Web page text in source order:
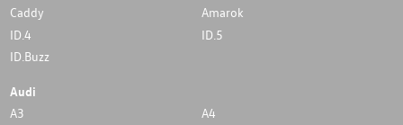
Caddy
Amarok
ID.4
ID.5
ID.Buzz
Audi
A3
A4